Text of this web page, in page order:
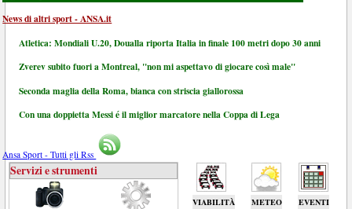
News di altri sport - ANSA.it
Atletica: Mondiali U.20, Doualla riporta Italia in finale 100 metri dopo 30 anni
Zverev subito fuori a Montreal, "non mi aspettavo di giocare così male"
Seconda maglia della Roma, bianca con striscia giallorossa
Con una doppietta Messi é il miglior marcatore nella Coppa di Lega
Ansa Sport - Tutti gli Rss
VIABILITÀ METEO EVENTI
Servizi e strumenti